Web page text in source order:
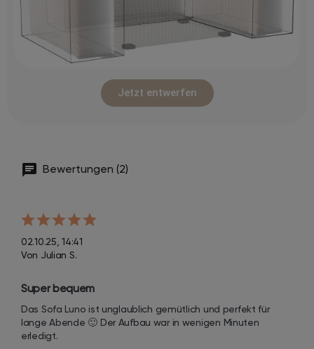
Jetzt entwerfen
Bewertungen (2)
02.10.25, 14:41
Von Julian S.
Super bequem
Das Sofa Luno ist unglaublich gemütlich und perfekt für
lange Abende 🙂 Der Aufbau war in wenigen Minuten
erledigt.